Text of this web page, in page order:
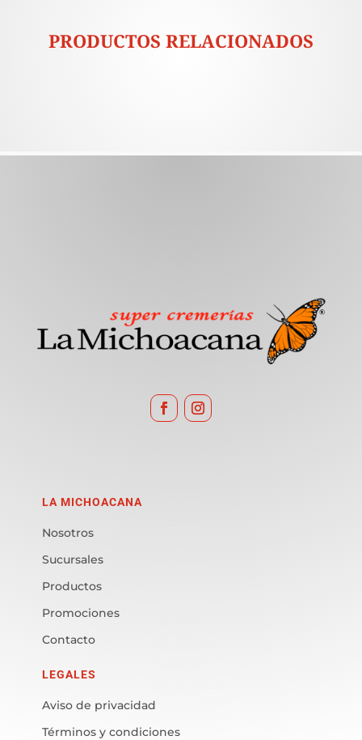
PRODUCTOS RELACIONADOS
LA MICHOACANA
Nosotros
Sucursales
Productos
Promociones
Contacto
LEGALES
Aviso de privacidad
Términos y condiciones